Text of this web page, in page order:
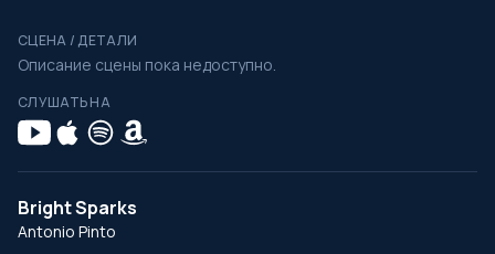
СЦЕНА / ДЕТАЛИ
Описание сцены пока недоступно.
СЛУШАТЬ НА
Bright Sparks
Antonio Pinto